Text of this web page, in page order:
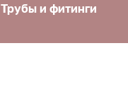
Трубы и фитинги